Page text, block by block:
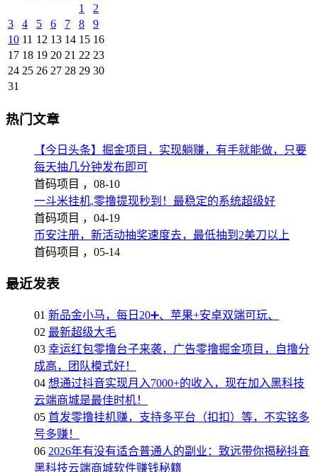
1
2
3
4 5 6 7 8
9
10 11 12 13 14 15 16
17 18 19 20 21 22 23
24 25 26 27 28 29 30
31
热门文章
【今日头条】掘金项目，实现躺赚，有手就能做，只要
每天抽几分钟发布即可
首码项目 ， 08-10
一斗米挂机,零撸提现秒到！最稳定的系统超级好
首码项目 ， 04-19
币安注册，新活动抽奖速度去，最低抽到2美刀以上
首码项目 ， 05-14
最近发表
01 新品金小马，每日20➕、苹果+安卓双端可玩、
02 最新超级大毛
03 幸运红包零撸台子来袭，广告零撸掘金项目，自撸分
成高，团队模式好！
04 想通过抖音实现月入7000+的收入，现在加入黑科技
云端商城是最佳时机！
05 首发零撸挂机赚，支持多平台（扣扣）等，不实铭多
号多赚！
06 2026年有没有适合普通人的副业：致远带你揭秘抖音
黑科技云端商城软件赚钱秘籍